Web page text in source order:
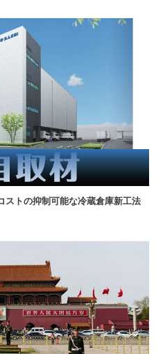
ストの抑制可能な冷蔵倉庫新工法